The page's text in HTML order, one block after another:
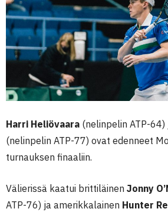
Harri Heliövaara (nelinpelin ATP-64)
(nelinpelin ATP-77) ovat edenneet
turnauksen finaaliin.
Välierissä kaatui brittiläinen Jonny
ATP-76) ja amerikkalainen Hunter